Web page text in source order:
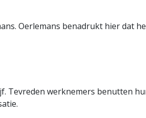
Oerlemans benadrukt hier dat
Tevreden werknemers benutten